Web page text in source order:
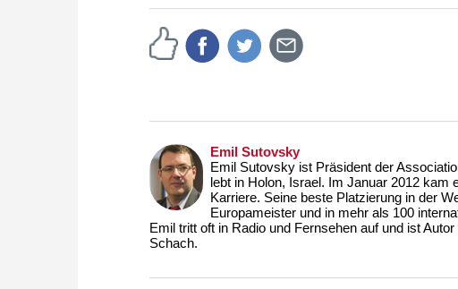
Emil Sutovsky
Emil Sutovsky ist Präsident der
lebt in Holon, Israel. Im Januar 2012 kam
Karriere. Seine beste Platzierung in der
Europameister und in mehr als 100
Emil tritt oft in Radio und Fernsehen auf und ist
Schach.